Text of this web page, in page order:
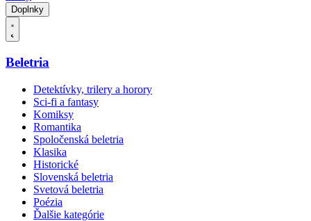
Doplnky
Beletria
Detektívky, trilery a horory
Sci-fi a fantasy
Komiksy
Romantika
Spoločenská beletria
Klasika
Historické
Slovenská beletria
Svetová beletria
Poézia
Ďalšie kategórie